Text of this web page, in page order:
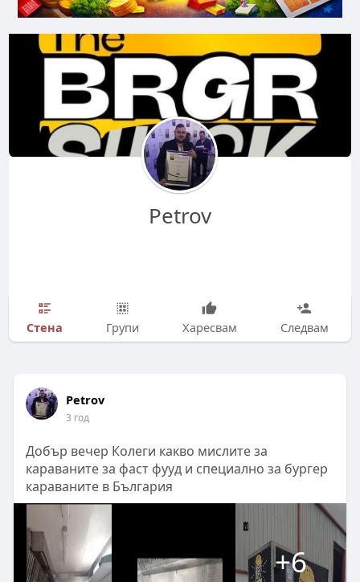
Petrov
Стена Групи Харесвам Следвам
Petrov
3 год
Добър вечер Колеги какво мислите за
караваните за фаст фууд и специално за бургер
караваните в България
+6